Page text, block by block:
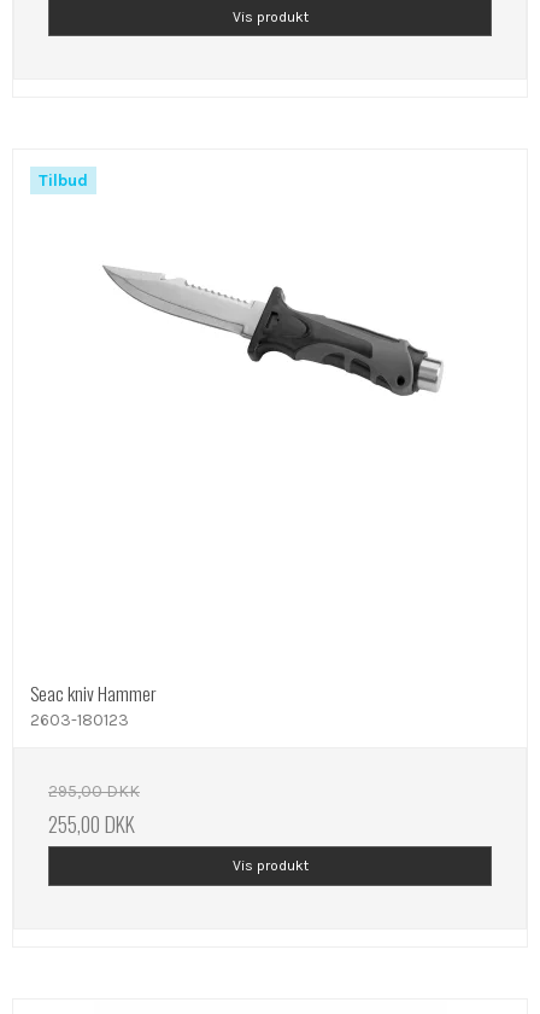
Vis produkt
Tilbud
Seac kniv Hammer
2603-180123
295,00 DKK
255,00 DKK
Vis produkt